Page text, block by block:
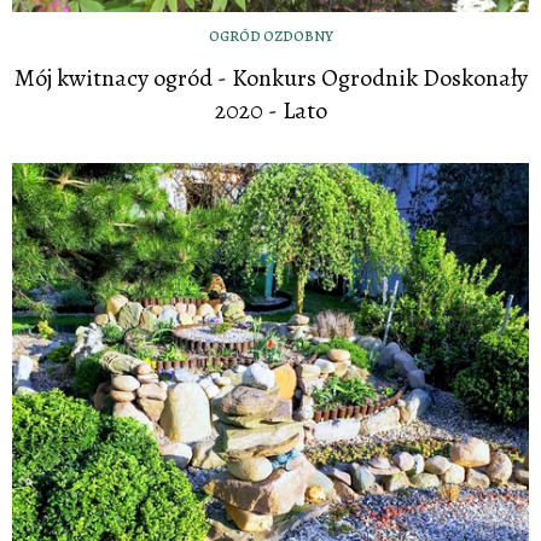
OGRÓD OZDOBNY
Mój kwitnacy ogród - Konkurs Ogrodnik Doskonały
2020 - Lato